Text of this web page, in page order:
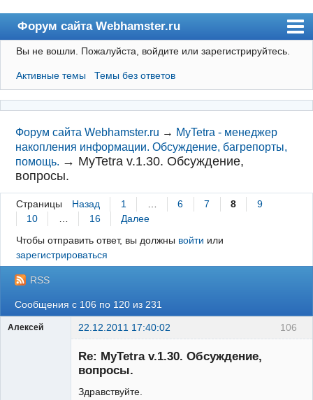
Форум сайта Webhamster.ru
Форум
Пользователи
Поиск
Регистрация
Вход
Webhamster.ru
Вы не вошли. Пожалуйста, войдите или зарегистрируйтесь.
Активные темы Темы без ответов
Форум сайта Webhamster.ru → MyTetra - менеджер
накопления информации. Обсуждение, багрепорты,
помощь. → MyTetra v.1.30. Обсуждение,
вопросы.
Страницы Назад 1 … 6 7 8
9
10
… 16
Далее
Чтобы отправить ответ, вы должны войти или
зарегистрироваться
RSS
Сообщения с 106 по 120 из 231
106
Алексей 22.12.2011 17:40:02
Re: MyTetra v.1.30. Обсуждение,
вопросы.
Здравствуйте.